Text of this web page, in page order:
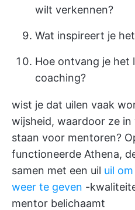
wilt verkennen?
Wat inspireert je
Hoe ontvang je het
coaching?
wist je dat uilen vaak
wijsheid, waardoor ze
staan voor mentoren?
functioneerde Athena,
samen met een uil uil
weer te geven -
mentor belichaamt